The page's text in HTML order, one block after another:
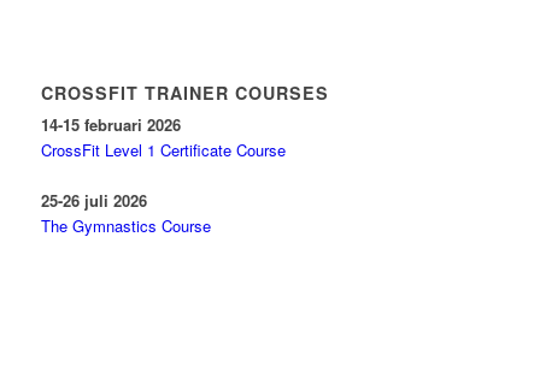
CROSSFIT TRAINER COURSES
14-15 februari 2026
CrossFit Level 1 Certificate Course
25-26 juli 2026
The Gymnastics Course